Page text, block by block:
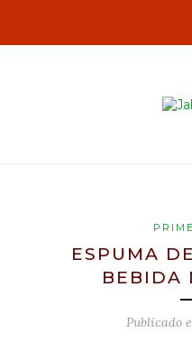
ESPUMA
BEBIDA
Publicado